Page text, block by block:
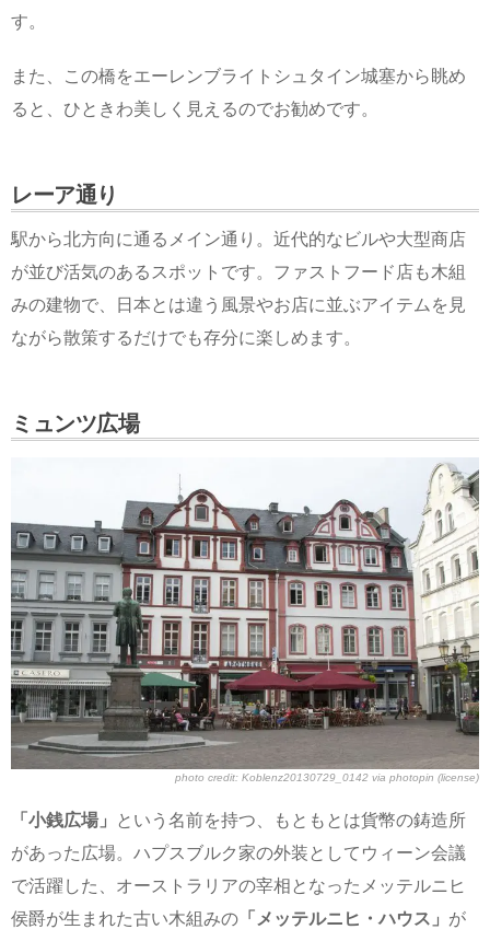
す。
また、この橋をエーレンブライトシュタイン城塞から眺め
ると、ひときわ美しく見えるのでお勧めです。
レーア通り
駅から北方向に通るメイン通り。近代的なビルや大型商店
が並び活気のあるスポットです。ファストフード店も木組
みの建物で、日本とは違う風景やお店に並ぶアイテムを見
ながら散策するだけでも存分に楽しめます。
ミュンツ広場
photo credit: Koblenz20130729_0142 via photopin (license)
「小銭広場」
という名前を持つ、もともとは貨幣の鋳造所
があった広場。ハプスブルク家の外装としてウィーン会議
で活躍した、オーストラリアの宰相となったメッテルニヒ
侯爵が生まれた古い木組みの 「メッテルニヒ・ハウス」 が